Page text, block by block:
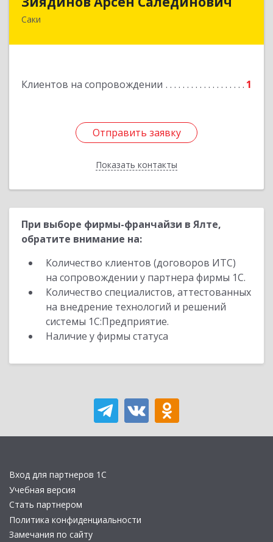
Саки
Клиентов на сопровождении 1
Отправить заявку
Показать контакты
Отправить заявку
Назад
При выборе фирмы-франчайзи в Ялте,
обратите внимание на:
Количество клиентов (договоров ИТС)
на сопровождении у партнера фирмы 1С.
Количество специалистов, аттестованных
на внедрение технологий и решений
системы 1С:Предприятие.
Наличие у фирмы статуса
Вход для партнеров 1С
Учебная версия
Стать партнером
Политика конфиденциальности
Замечания по сайту